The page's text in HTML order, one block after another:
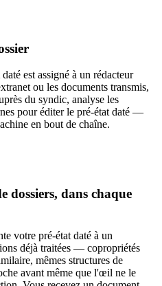
est assigné à un rédacteur
ou les documents transmis,
du syndic, analyse les
pour éditer le pré-état daté —
en bout de chaîne.
dossiers, dans chaque
votre pré-état daté à un
déjà traitées — copropriétés
mêmes structures de
avant même que l'œil ne le